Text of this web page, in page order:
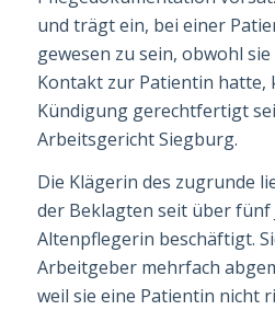
und trägt ein, bei einer
gewesen zu sein, obwohl
Kontakt zur Patientin hatte,
Kündigung gerechtfertigt
Arbeitsgericht Siegburg.
Die Klägerin des zugrunde
der Beklagten seit über fünf
Altenpflegerin beschäftigt.
Arbeitgeber mehrfach
weil sie eine Patientin nicht